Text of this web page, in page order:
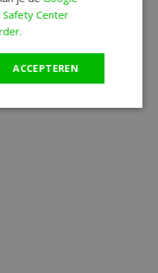
Safety Center
ACCEPTEREN